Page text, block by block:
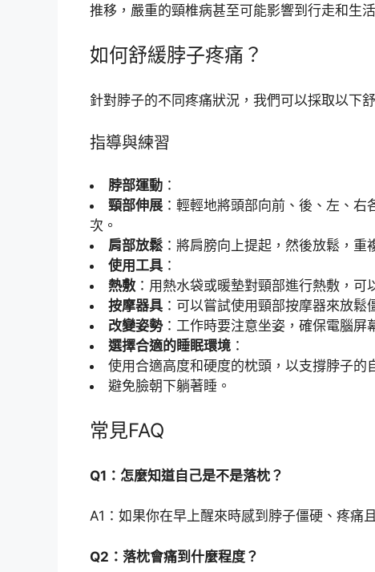
推移，嚴重的頸椎病甚至可能影響到行走和生
如何舒緩脖子疼痛？
針對脖子的不同疼痛狀況，我們可以採取以下舒
指導與練習
脖部運動 ：
頸部伸展 ：輕輕地將頭部向前、後、左、
次。
肩部放鬆 ：將肩膀向上提起，然後放鬆，重
使用工具 ：
熱敷 ：用熱水袋或暖墊對頸部進行熱敷，
按摩器具 ：可以嘗試使用頸部按摩器來放鬆
改變姿勢：工作時要注意坐姿，確保電腦屏
選擇合適的睡眠環境 ：
使用合適高度和硬度的枕頭，以支撐脖子的
避免臉朝下躺著睡。
常見FAQ
Q1：怎麼知道自己是不是落枕？
A1：如果你在早上醒來時感到脖子僵硬、疼痛
Q2：落枕會痛到什麼程度？